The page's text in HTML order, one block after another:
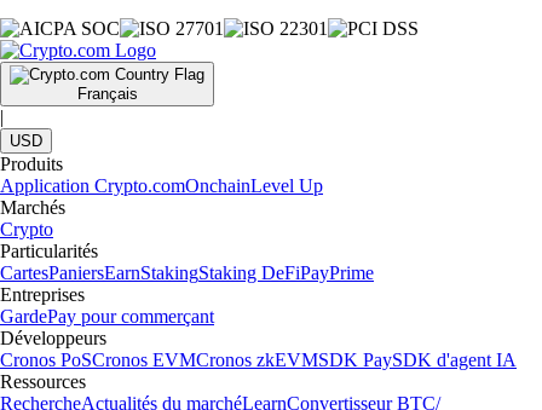
Français
|
USD
Produits
Application Crypto.comOnchainLevel Up
Marchés
Crypto
Particularités
CartesPaniersEarnStakingStaking DeFiPayPrime
Entreprises
GardePay pour commerçant
Développeurs
Cronos PoSCronos EVMCronos zkEVMSDK PaySDK d'agent IA
Ressources
RechercheActualités du marchéLearnConvertisseur BTC/